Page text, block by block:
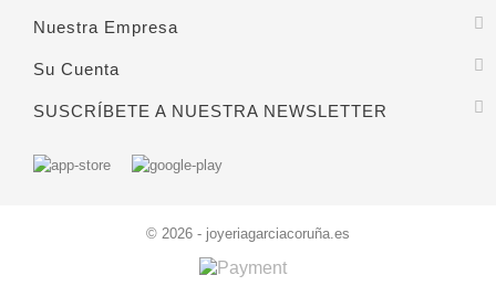
Nuestra Empresa
Su Cuenta
SUSCRÍBETE A NUESTRA NEWSLETTER
© 2026 - joyeriagarciacoruña.es